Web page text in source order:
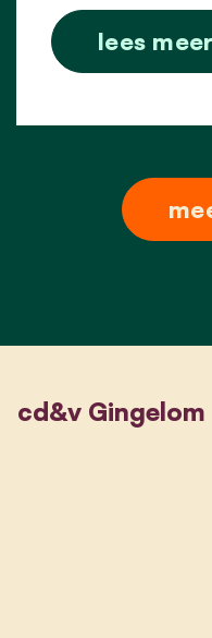
lees meer
cd&v Gingelom